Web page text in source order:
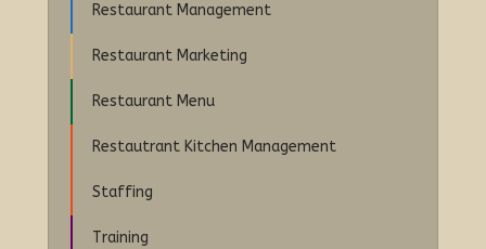
Restaurant Management
Restaurant Marketing
Restaurant Menu
Restautrant Kitchen Management
Staffing
Training